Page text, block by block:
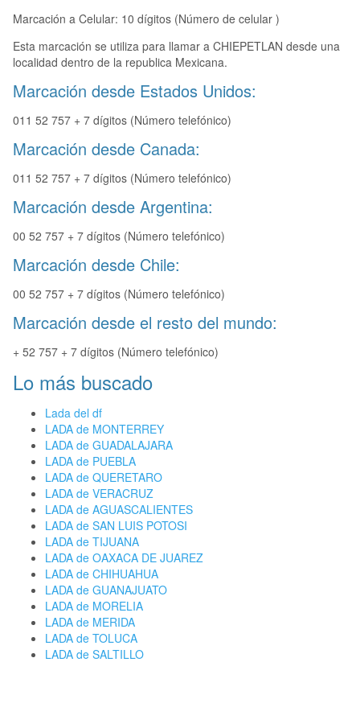
Marcación a Celular: 10 dígitos (Número de celular )
Esta marcación se utiliza para llamar a CHIEPETLAN desde una
localidad dentro de la republica Mexicana.
Marcación desde Estados Unidos:
011 52 757 + 7 dígitos (Número telefónico)
Marcación desde Canada:
011 52 757 + 7 dígitos (Número telefónico)
Marcación desde Argentina:
00 52 757 + 7 dígitos (Número telefónico)
Marcación desde Chile:
00 52 757 + 7 dígitos (Número telefónico)
Marcación desde el resto del mundo:
+ 52 757 + 7 dígitos (Número telefónico)
Lo más buscado
Lada del df
LADA de MONTERREY
LADA de GUADALAJARA
LADA de PUEBLA
LADA de QUERETARO
LADA de VERACRUZ
LADA de AGUASCALIENTES
LADA de SAN LUIS POTOSI
LADA de TIJUANA
LADA de OAXACA DE JUAREZ
LADA de CHIHUAHUA
LADA de GUANAJUATO
LADA de MORELIA
LADA de MERIDA
LADA de TOLUCA
LADA de SALTILLO